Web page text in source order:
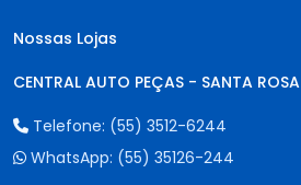
Nossas Lojas
CENTRAL AUTO PEÇAS - SANTA ROSA
Telefone: (55) 3512-6244
WhatsApp: (55) 35126-244